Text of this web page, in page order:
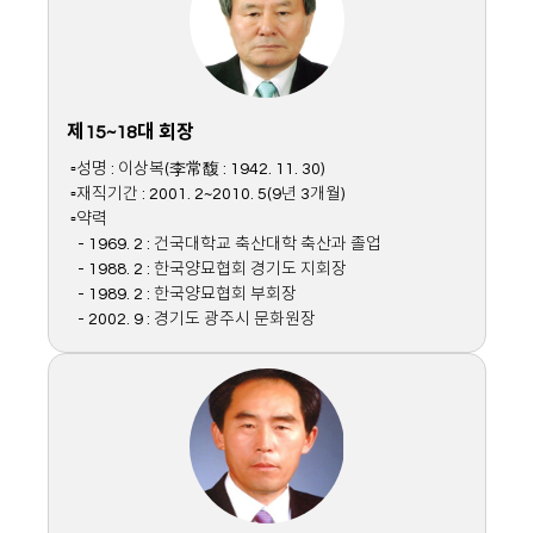
제15~18대 회장
▫성명 : 이상복(李常馥 : 1942. 11. 30)
▫재직기간 : 2001. 2~2010. 5(9년 3개월)
▫약력
- 1969. 2 : 건국대학교 축산대학 축산과 졸업
- 1988. 2 : 한국양묘협회 경기도 지회장
- 1989. 2 : 한국양묘협회 부회장
- 2002. 9 : 경기도 광주시 문화원장